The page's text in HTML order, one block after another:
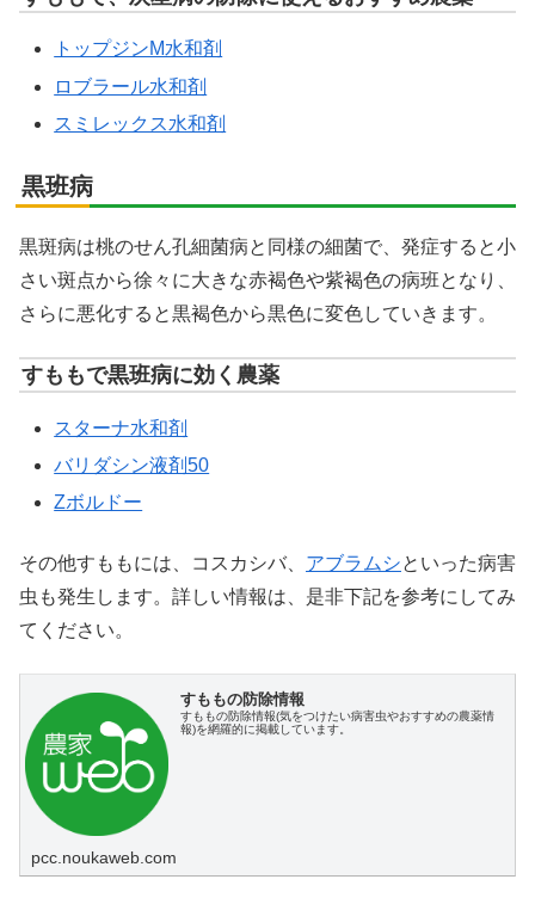
トップジンM水和剤
ロブラール水和剤
スミレックス水和剤
黒班病
黒斑病は桃のせん孔細菌病と同様の細菌で、発症すると小
さい斑点から徐々に大きな赤褐色や紫褐色の病班となり、
さらに悪化すると黒褐色から黒色に変色していきます。
すももで黒班病に効く農薬
スターナ水和剤
バリダシン液剤50
Zボルドー
その他すももには、コスカシバ、 アブラムシといった病害
虫も発生します。詳しい情報は、是非下記を参考にしてみ
てください。
すももの防除情報
すももの防除情報(気をつけたい病害虫やおすすめの農薬情
報)を網羅的に掲載しています。
pcc.noukaweb.com